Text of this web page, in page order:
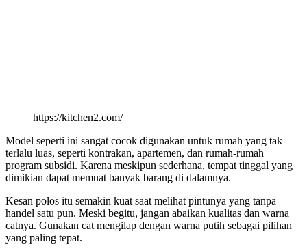
https://kitchen2.com/
Model seperti ini sangat cocok digunakan untuk rumah yang tak
terlalu luas, seperti kontrakan, apartemen, dan rumah-rumah
program subsidi. Karena meskipun sederhana, tempat tinggal yang
dimikian dapat memuat banyak barang di dalamnya.
Kesan polos itu semakin kuat saat melihat pintunya yang tanpa
handel satu pun. Meski begitu, jangan abaikan kualitas dan warna
catnya. Gunakan cat mengilap dengan warna putih sebagai pilihan
yang paling tepat.